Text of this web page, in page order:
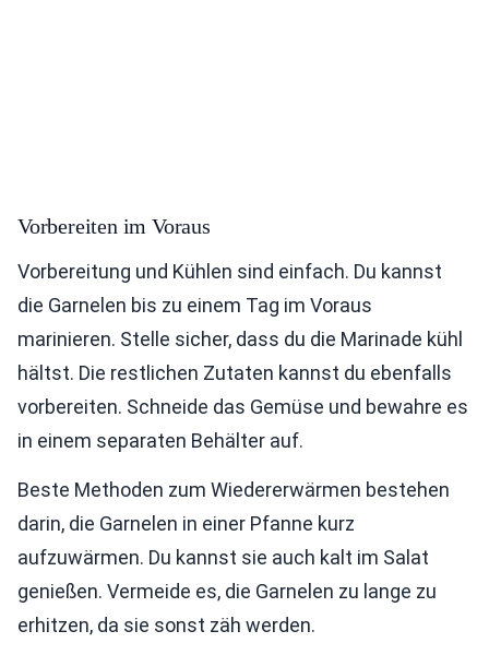
Vorbereiten im Voraus
Vorbereitung und Kühlen sind einfach. Du kannst
die Garnelen bis zu einem Tag im Voraus
marinieren. Stelle sicher, dass du die Marinade kühl
hältst. Die restlichen Zutaten kannst du ebenfalls
vorbereiten. Schneide das Gemüse und bewahre es
in einem separaten Behälter auf.
Beste Methoden zum Wiedererwärmen bestehen
darin, die Garnelen in einer Pfanne kurz
aufzuwärmen. Du kannst sie auch kalt im Salat
genießen. Vermeide es, die Garnelen zu lange zu
erhitzen, da sie sonst zäh werden.